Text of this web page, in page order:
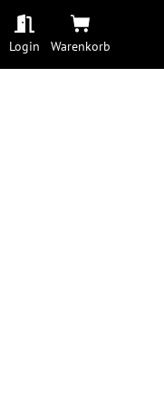
Login Warenkorb